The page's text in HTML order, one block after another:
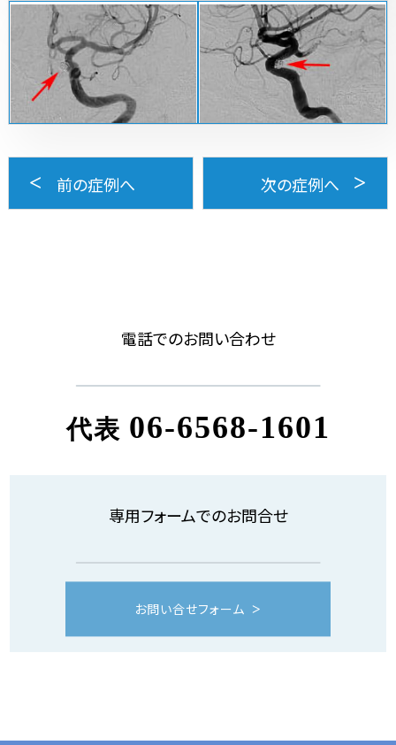
前の症例へ 次の症例へ
電話でのお問い合わせ
代表 06-6568-1601
専用フォームでのお問合せ
お問い合せフォーム